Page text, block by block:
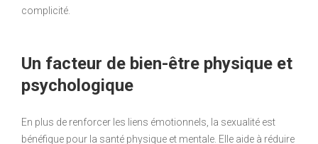
complicité.
Un facteur de bien-être physique et
psychologique
En plus de renforcer les liens émotionnels, la sexualité est
bénéfique pour la santé physique et mentale. Elle aide à réduire